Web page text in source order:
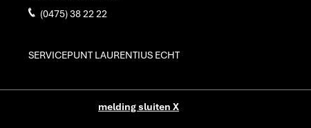
J (0475) 38 22 22
SERVICEPUNT LAURENTIUS ECHT
produced by www.mediamens.nl
melding sluiten X